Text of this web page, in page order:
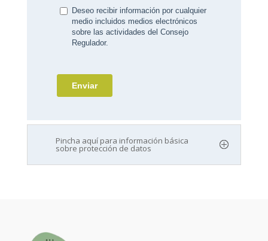
Pincha aquí para información básica
sobre protección de datos